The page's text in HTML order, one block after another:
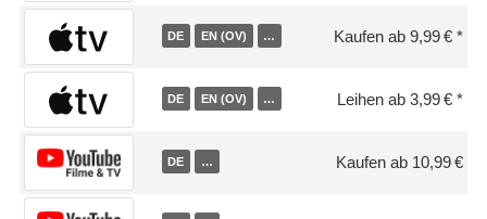
DE EN (OV) … Kaufen ab 9,99 €
DE EN (OV) … Leihen ab 3,99 €
DE … Kaufen ab 10,99 €